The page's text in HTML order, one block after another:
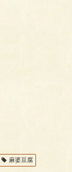
麻婆豆腐